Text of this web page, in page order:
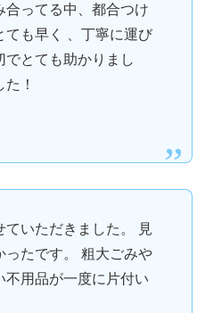
ってる中、都合つけ
ても早く 、丁寧に運び
とても助かりまし
！
いただきました。 見
たです。 粗大ごみや
不用品が一度に片付い